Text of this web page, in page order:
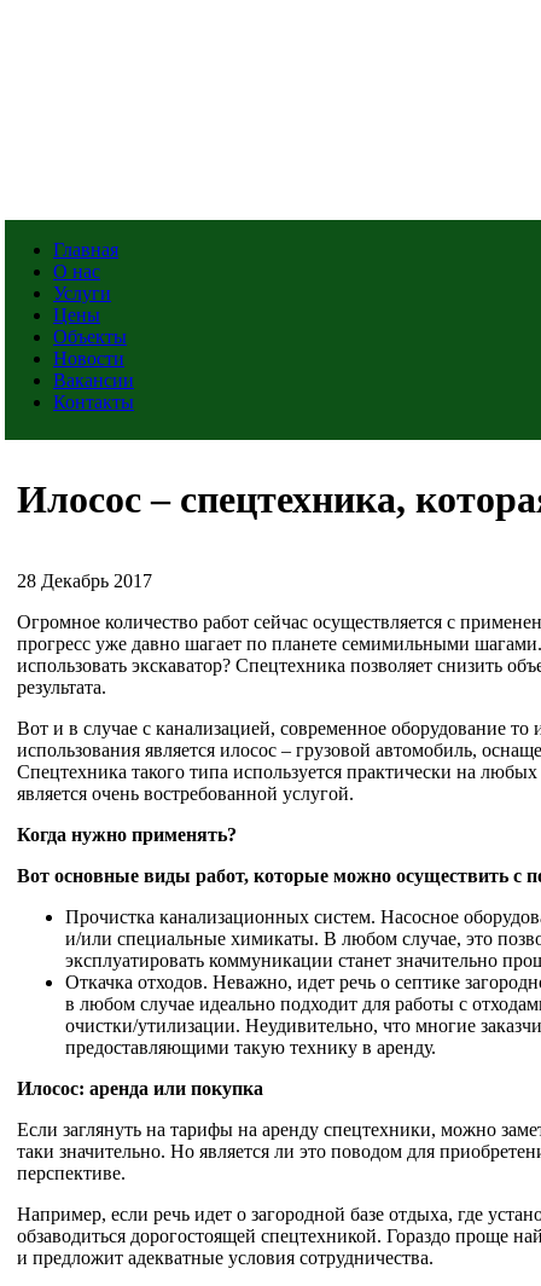
Главная
О нас
Услуги
Цены
Объекты
Новости
Вакансии
Контакты
Илосос – спецтехника,
28 Декабрь 2017
Огромное количество работ сейчас осуществляется с
прогресс уже давно шагает по планете семимильными
использовать экскаватор? Спецтехника позволяет снизить
результата.
Вот и в случае с канализацией, современное оборудование
использования является илосос – грузовой автомобиль,
Спецтехника такого типа используется практически на
является очень востребованной услугой.
Когда нужно применять?
Вот основные виды работ, которые можно осуществить с
Прочистка канализационных систем. Насосное
и/или специальные химикаты. В любом случае, это
эксплуатировать коммуникации станет значительно
Откачка отходов. Неважно, идет речь о септике
в любом случае идеально подходит для работы с
очистки/утилизации. Неудивительно, что многие
предоставляющими такую технику в аренду.
Илосос: аренда или покупка
Если заглянуть на тарифы на аренду спецтехники, можно
таки значительно. Но является ли это поводом для
перспективе.
Например, если речь идет о загородной базе отдыха, где
обзаводиться дорогостоящей спецтехникой. Гораздо проще
и предложит адекватные условия сотрудничества.